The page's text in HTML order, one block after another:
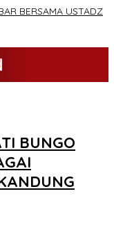
BERSAMA USTADZ
BUNGO